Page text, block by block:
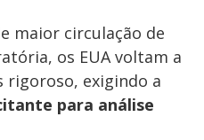
maior circulação de
os EUA voltam a
rigoroso, exigindo a
para análise